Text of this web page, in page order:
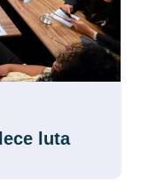
luta